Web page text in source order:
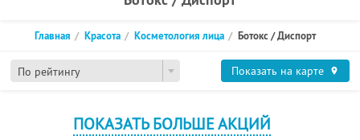
По рейтингу
Главная Красота Косметология лица Ботокс / Диспорт
Показать на карте
ПОКАЗАТЬ БОЛЬШЕ АКЦИЙ